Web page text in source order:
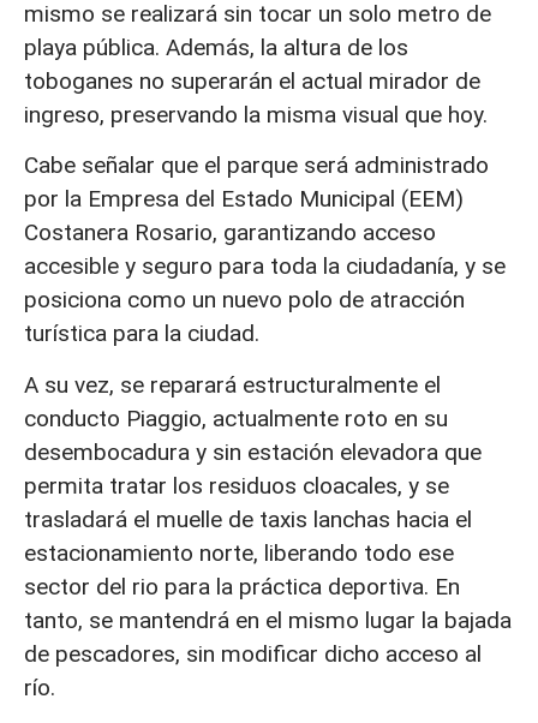
mismo se realizará sin tocar un solo metro de
playa pública. Además, la altura de los
toboganes no superarán el actual mirador de
ingreso, preservando la misma visual que hoy.
Cabe señalar que el parque será administrado
por la Empresa del Estado Municipal (EEM)
Costanera Rosario, garantizando acceso
accesible y seguro para toda la ciudadanía, y se
posiciona como un nuevo polo de atracción
turística para la ciudad.
A su vez, se reparará estructuralmente el
conducto Piaggio, actualmente roto en su
desembocadura y sin estación elevadora que
permita tratar los residuos cloacales, y se
trasladará el muelle de taxis lanchas hacia el
estacionamiento norte, liberando todo ese
sector del rio para la práctica deportiva. En
tanto, se mantendrá en el mismo lugar la bajada
de pescadores, sin modificar dicho acceso al
río.